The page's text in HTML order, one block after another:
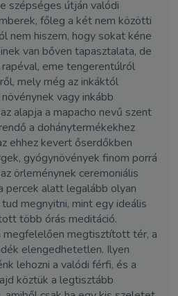
szépséges útján valódi
főleg a két nem közötti
nem hiszem, hogy sokat kéne
van bőven tapasztalata, de
eme tengerentúlról
mely még az inkáktól
vagy inkább
alapja a mapacho nevű szent
a dohánytermékekhez
ehhez kevert őserdőkben
gyógynövények finom porrá
örleménynek ceremoniális
percek alatt legalább olyan
megnyitni, mint egy ideális
több órás meditáció.
megfelelően megtisztított tér, a
elengedhetetlen. Ilyen
lehozni a valódi férfi, és a
köztük a legtisztább